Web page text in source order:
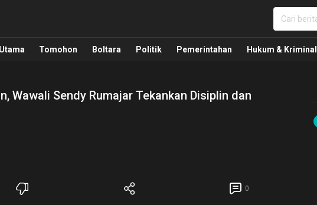
Kawanua, Politik, Pemerintahan, Hukum Kriminal dan Nasional
Tomohon Boltara Politik Pemerintahan Hukum & Kriminal
Wawali Sendy Rumajar Tekankan Disiplin dan
0